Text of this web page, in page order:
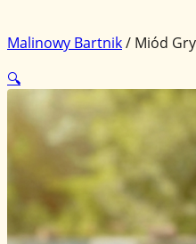
Malinowy Bartnik/ Miód
🔍